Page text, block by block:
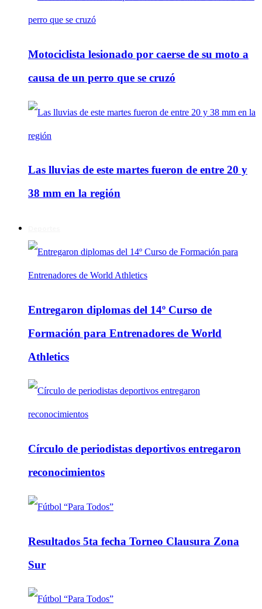
Motociclista lesionado por caerse de su moto a
causa de un perro que se cruzó
Las lluvias de este martes fueron de entre 20 y
38 mm en la región
Entregaron diplomas del 14º Curso de
Formación para Entrenadores de World
Athletics
Círculo de periodistas deportivos entregaron
reconocimientos
Resultados 5ta fecha Torneo Clausura Zona
Sur